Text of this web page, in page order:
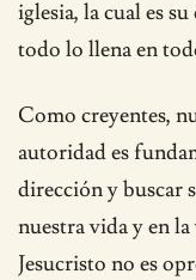
iglesia, la cual es
todo lo llena en
Como creyentes,
autoridad es
dirección y buscar
nuestra vida y en
Jesucristo no es